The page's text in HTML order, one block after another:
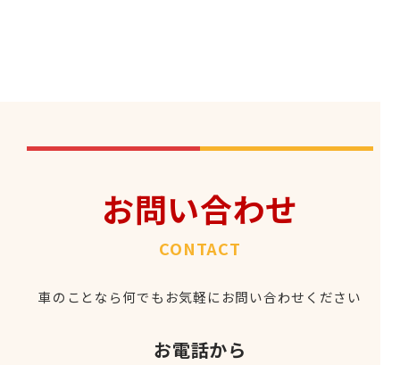
お問い合わせ
CONTACT
車のことなら何でもお気軽にお問い合わせください
お電話から